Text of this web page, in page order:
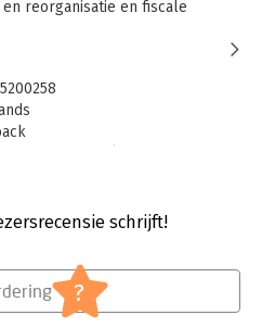
reorganisatie en fiscale
met alle
speciaal uitgelicht. In Deel
toezicht,
management
- Vennootschapsbelasting
VPB Almanak
schrijft!
?